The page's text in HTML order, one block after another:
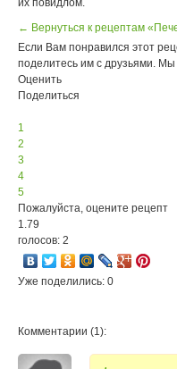
их повидлом.
← Вернуться к рецептам
Если Вам понравился этот
поделитесь им с друзьями.
Оценить
Поделиться
1
2
3
4
5
Пожалуйста, оцените рецепт
1.79
голосов: 2
Уже поделились: 0
Комментарии (1):